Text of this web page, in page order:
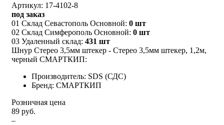
Артикул: 17-4102-8
под заказ
01 Склад Севастополь Основной: 0 шт
02 Склад Симферополь Основной: 0 шт
03 Удаленный склад: 431 шт
Шнур Стерео 3,5мм штекер - Стерео 3,5мм штекер, 1,2м,
черный СМАРТКИП:
Производитель: SDS (СДС)
Бренд: СМАРТКИП
Розничная цена
89 руб.
–